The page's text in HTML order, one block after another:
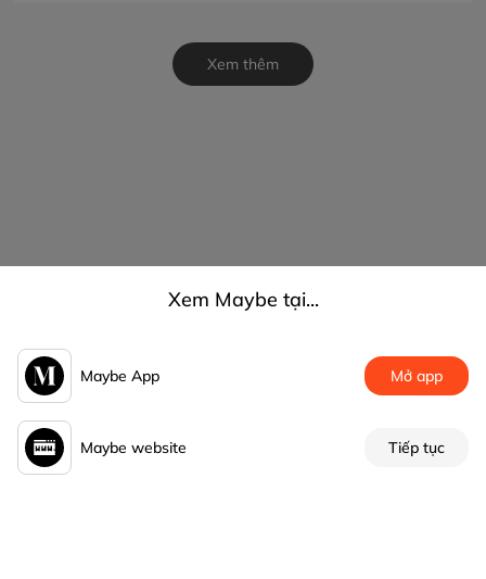
Xem thêm
Xem Maybe tại...
Maybe App Mở app
Maybe website Tiếp tục